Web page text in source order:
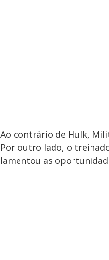
Ao contrário de Hulk,
Por outro lado, o
lamentou as